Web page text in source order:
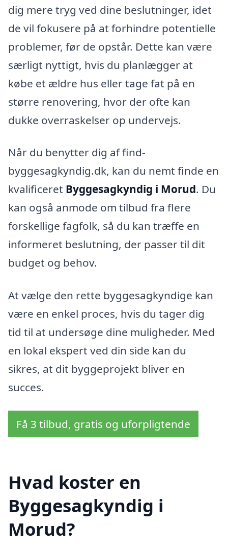
dig mere tryg ved dine beslutninger, idet
de vil fokusere på at forhindre potentielle
problemer, før de opstår. Dette kan være
særligt nyttigt, hvis du planlægger at
købe et ældre hus eller tage fat på en
større renovering, hvor der ofte kan
dukke overraskelser op undervejs.
Når du benytter dig af find-
byggesagkyndig.dk, kan du nemt finde en
kvalificeret Byggesagkyndig i Morud. Du
kan også anmode om tilbud fra flere
forskellige fagfolk, så du kan træffe en
informeret beslutning, der passer til dit
budget og behov.
At vælge den rette byggesagkyndige kan
være en enkel proces, hvis du tager dig
tid til at undersøge dine muligheder. Med
en lokal ekspert ved din side kan du
sikres, at dit byggeprojekt bliver en
succes.
Få 3 tilbud, gratis og uforpligtende
Hvad koster en
Byggesagkyndig i
Morud?